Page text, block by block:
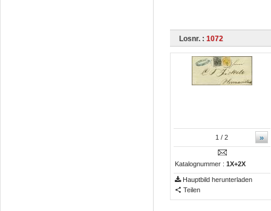
Losnr. : 1072
»
1 / 2
Katalognummer : 1X+2X
Hauptbild herunterladen
Teilen